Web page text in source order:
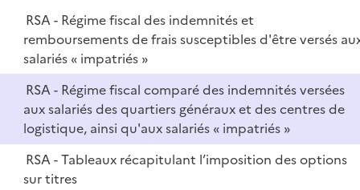
RSA - Régime fiscal des indemnités et
remboursements de frais susceptibles d'être versés
salariés « impatriés »
RSA - Régime fiscal comparé des indemnités versées
aux salariés des quartiers généraux et des centres de
logistique, ainsi qu'aux salariés « impatriés »
RSA - Tableaux récapitulant l’imposition des options
sur titres